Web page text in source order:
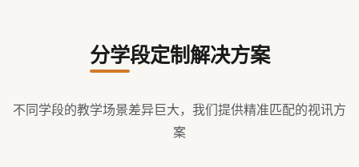
分学段定制解决方案
不同学段的教学场景差异巨大，我们提供精准匹配的视讯方
案